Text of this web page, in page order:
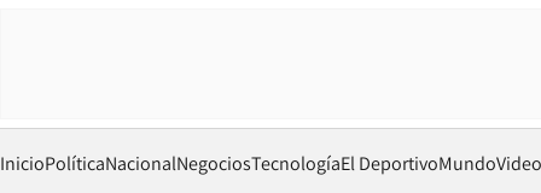
InicioPolíticaNacionalNegociosTecnologíaEl DeportivoMundo